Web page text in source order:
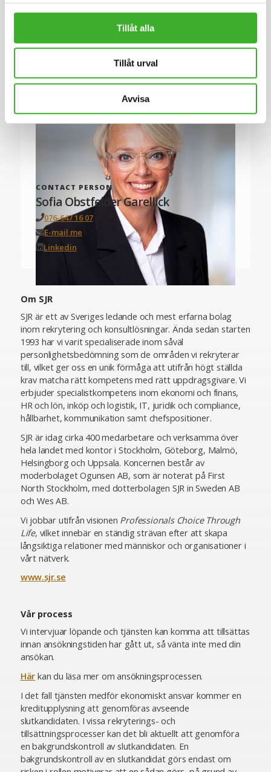
Tillåt alla
Tillåt urval
Avvisa
CONTACT PERSON
Sofia Obstfelder Garellick
076-647 16 07
E-mail me
Linkedin
Om SJR
SJR är ett av Sveriges ledande och mest erfarna bolag
inom rekrytering och konsultlösningar. Ända sedan starten
1993 har vi varit specialiserade inom såväl
personlighetsbedömning som de områden vi rekryterar
till, vilket ger oss en unik förmåga att utifrån högt ställda
krav matcha rätt kompetens med rätt uppdragsgivare. Vi
erbjuder specialistkompetens inom ekonomi och finans,
HR och lön, inköp och logistik, IT, juridik och compliance,
hållbarhet, kommunikation samt chefspositioner.
SJR är idag cirka 400 medarbetare och verksamma över
hela landet med kontor i Stockholm, Göteborg, Malmö,
Helsingborg och Uppsala. Koncernen består av
moderbolaget Ogunsen AB, som är noterat på First
North Stockholm, med dotterbolagen SJR in Sweden AB
och Wes AB.
Vi jobbar utifrån visionen Professionals Choice Through
Life, vilket innebär en ständig strävan efter att skapa
långsiktiga relationer med människor och organisationer i
vårt nätverk.
www.sjr.se
Vår process
Vi intervjuar löpande och tjänsten kan komma att tillsättas
innan ansökningstiden har gått ut, så vänta inte med din
ansökan.
Här kan du läsa mer om ansökningsprocessen.
I det fall tjänsten medför ekonomiskt ansvar kommer en
kreditupplysning att genomföras avseende
slutkandidaten. I vissa rekryterings- och
tillsättningsprocesser kan det bli aktuellt att genomföra
en bakgrundskontroll av slutkandidaten. En
bakgrundskontroll av en slutkandidat görs endast om